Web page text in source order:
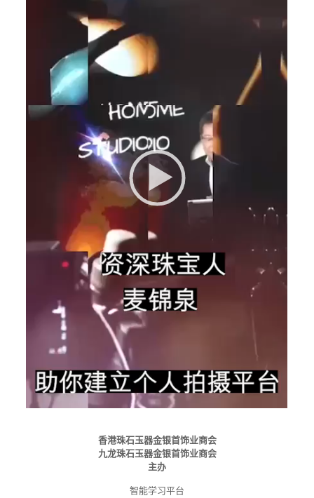
00:00
香港珠石玉器金银首饰业商会
九龙珠石玉器金银首饰业商会
主办
智能学习平台